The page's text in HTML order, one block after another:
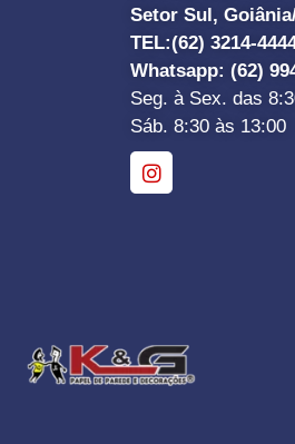
Setor Sul,
TEL:(62) 3214-
Whatsapp: (62)
Seg. à Sex. das
Sáb. 8:30 às 13:00